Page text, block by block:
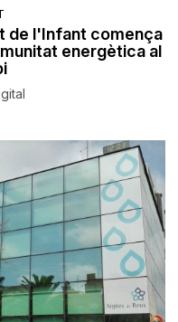
de l'Infant comença
energètica al